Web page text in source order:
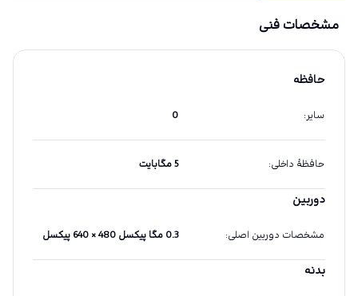
مشخصات فنی
حافظه
سایر:
0
حافظهٔ داخلی: 5 مگابایت
دوربین
مشخصات دوربین اصلی: 0.3 مگا پیکسل 480 × 640 پیکسل
بدنه